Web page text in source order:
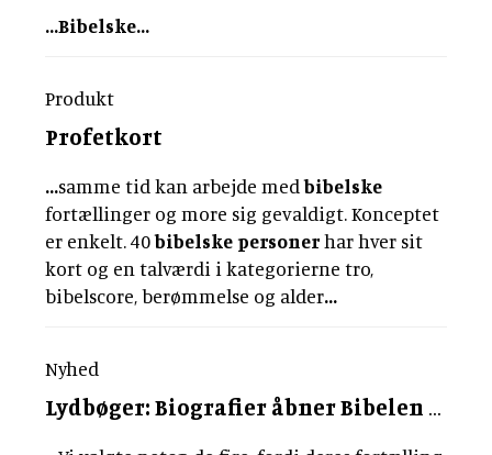
...Bibelske...
Produkt
Profetkort
...samme tid kan arbejde medbibelske
fortællinger og more sig gevaldigt. Konceptet
er enkelt. 40bibelske personerhar hver sit
kort og en talværdi i kategorierne tro,
bibelscore, berømmelse og alder...
Nyhed
Lydbøger: Biografier åbner Bibelen op på nye måder